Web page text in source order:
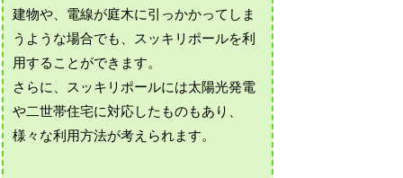
建物や、電線が庭木に引っかかってしま
うような場合でも、スッキリポールを利
用することができます。
さらに、スッキリポールには太陽光発電
や二世帯住宅に対応したものもあり、
様々な利用方法が考えられます。